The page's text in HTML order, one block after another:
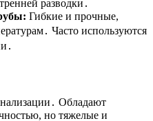
разводки․
Гибкие и прочные,
Часто используются
Обладают
но тяжелые и